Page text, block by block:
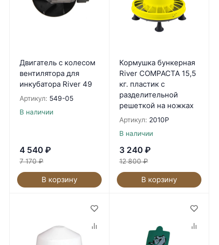
Двигатель с колесом
вентилятора для
инкубатора River 49
Артикул: 549-05
В наличии
4 540 ₽
7 170 ₽
В корзину
Кормушка бункерная
River COMPACTA 15,5
кг. пластик с
разделительной
решеткой на ножках
Артикул: 2010P
В наличии
3 240 ₽
12 800 ₽
В корзину